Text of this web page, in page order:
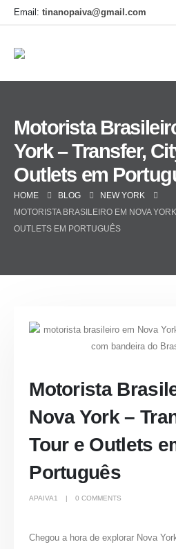
Email: tinanopaiva@gmail.com
Motorista
York – Transfer,
Outlets em
HOME BLOG
NEW YORK
MOTORISTA BRASILEIRO EM NOVA
OUTLETS EM PORTUGUÊS
Motorista
Nova York –
Tour e Outlets
Português
APAIVA1 0 COMMENTS
Chegou a hora de explorar Nova